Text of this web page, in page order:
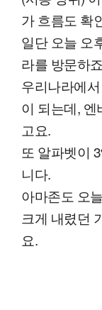
가 흐름도 확
일단 오늘 오
라를 방문하
우리나라에
이 되는데,
고요.
또 알파벳이
니다.
아마존도 오
크게 내렸던
요.